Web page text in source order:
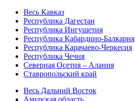
Весь Кавказ
Республика Дагестан
Республика Ингушетия
Республика Кабардино-Балкария
Республика Карачаево-Черкесия
Республика Чечня
Северная Осетия – Алания
Ставропольский край
Весь Дальний Восток
Амурская область